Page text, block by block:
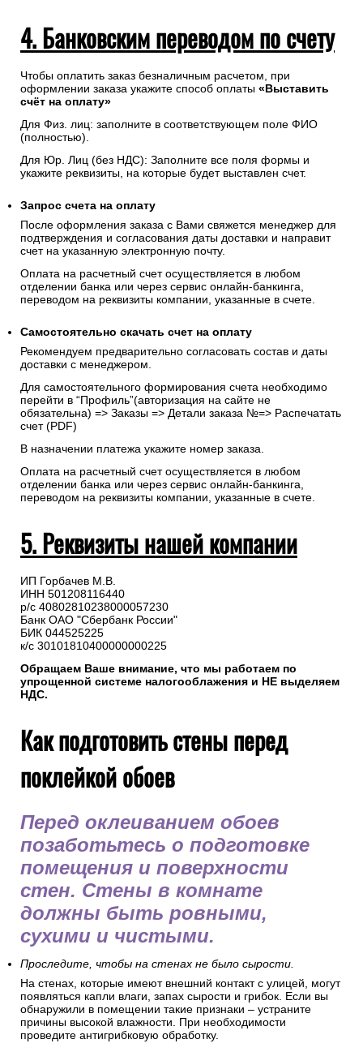
4. Банковским переводом по счету
Чтобы оплатить заказ безналичным расчетом, при
оформлении заказа укажите способ оплаты «Выставить
счёт на оплату»
Для Физ. лиц: заполните в соответствующем поле ФИО
(полностью).
Для Юр. Лиц (без НДС): Заполните все поля формы и
укажите реквизиты, на которые будет выставлен счет.
Запрос счета на оплату
После оформления заказа с Вами свяжется менеджер для
подтверждения и согласования даты доставки и направит
счет на указанную электронную почту.
Оплата на расчетный счет осуществляется в любом
отделении банка или через сервис онлайн-банкинга,
переводом на реквизиты компании, указанные в счете.
Самостоятельно скачать счет на оплату
Рекомендуем предварительно согласовать состав и даты
доставки с менеджером.
Для самостоятельного формирования счета необходимо
перейти в “Профиль”(авторизация на сайте не
обязательна) => Заказы => Детали заказа №=> Распечатать
счет (PDF)
В назначении платежа укажите номер заказа.
Оплата на расчетный счет осуществляется в любом
отделении банка или через сервис онлайн-банкинга,
переводом на реквизиты компании, указанные в счете.
5. Реквизиты нашей компании
ИП Горбачев М.В.
ИНН 501208116440
р/с 40802810238000057230
Банк ОАО "Сбербанк России"
БИК 044525225
к/с 30101810400000000225
Обращаем Ваше внимание, что мы работаем по
упрощенной системе налогооблажения и НЕ выделяем
НДС.
Как подготовить стены перед
поклейкой обоев
Перед оклеиванием обоев
позаботьтесь о подготовке
помещения и поверхности
стен. Стены в комнате
должны быть ровными,
сухими и чистыми.
Проследите, чтобы на стенах не было сырости.
На стенах, которые имеют внешний контакт с улицей, могут
появляться капли влаги, запах сырости и грибок. Если вы
обнаружили в помещении такие признаки – устраните
причины высокой влажности. При необходимости
проведите антигрибковую обработку.